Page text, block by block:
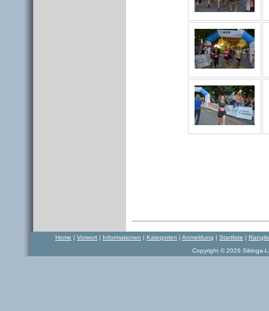
Home | Vorwort | Informationen | Kategorien | Anmeldung | Startliste |
Copyright © 2026 Sikinga-